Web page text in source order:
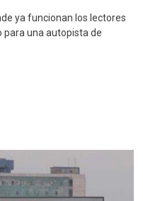
ya funcionan los lectores
para una autopista de